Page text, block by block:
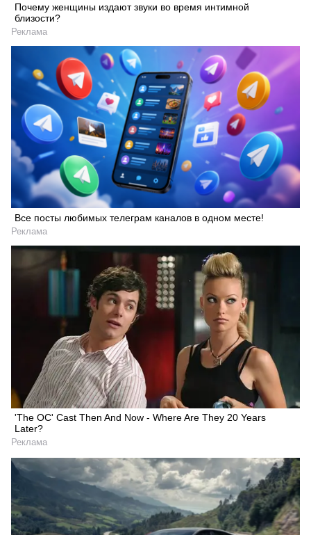
Почему женщины издают звуки во время интимной
близости?
Реклама
Все посты любимых телеграм каналов в одном месте!
Реклама
'The OC' Cast Then And Now - Where Are They 20 Years
Later?
Реклама